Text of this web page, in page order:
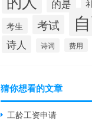
的是
考生
考试
诗人 诗词 费用
猜你想看的文章
工龄工资申请